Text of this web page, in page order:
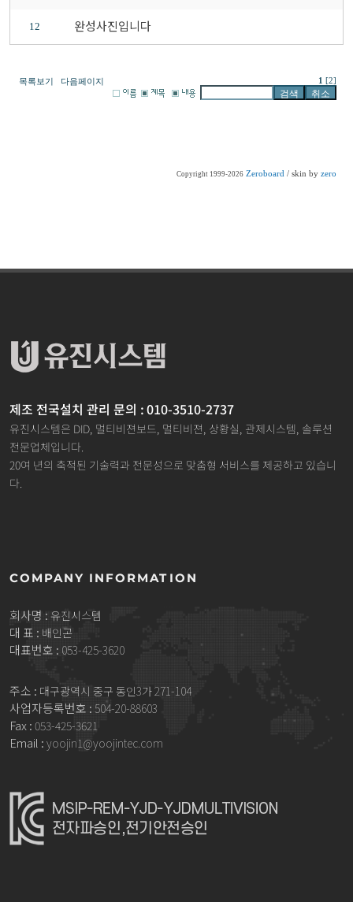
12 완성사진입니다
목록보기 다음페이지 1 [2]
Copyright 1999-2026 Zeroboard / skin by zero
제조 전국설치 관리 문의 : 010-3510-2737
유진시스템은 DID, 멀티비젼보드, 멀티비젼, 상황실, 관제시스템, 솔루션
전문업체입니다.
20여 년의 축적된 기술력과 전문성으로 맞춤형 서비스를 제공하고 있습니
다.
COMPANY INFORMATION
회사명 : 유진시스템
대 표 : 배인곤
대표번호 : 053-425-3620
주소 : 대구광역시 중구 동인3가 271-104
사업자등록번호 : 504-20-88603
Fax : 053-425-3621
Email : yoojin1@yoojintec.com